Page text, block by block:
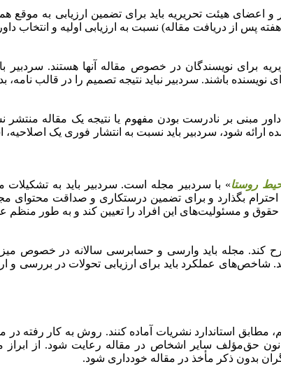
و اعضای هیئت تحریریه باید برای تضمین ارزیابی به موقع
پس از دریافت مقاله) نسبت به ارزیابی اولیه و انتخاب
برای نویسندگان در خصوص مقاله آنها هستند. سردبیر باید
نویسنده باشند. سردبیر نباید نتیجه تصمیم را در قالب
مبنی بر نادرست بودن مفهوم یا نتیجه یک مقاله منتشر
شود، سردبیر باید نسبت به انتشار فوری یک اصلاحیه،
روستا» با سردبیر مجله است. سردبیر باید به تشکیلات
بگذارد و برای تضمین درستکاری و صداقت محتوای
و مسئولیت‌های این افراد را تعیین کند و به طور منظم
کند. مجله باید وارسی و حسابرسی سالانه در خصوص
عملکرد باید برای ارزیابی تحولات در بررسی و
استاندارد نشریات آماده کنند. روش به کار رفته
حق‌مؤلف سایر اشخاص در مقاله رعایت شود. از
بدون ذکر مأخذ در مقاله خودداری شود.